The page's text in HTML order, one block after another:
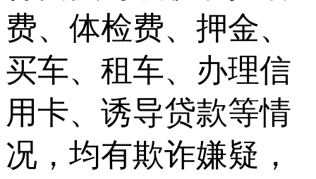
费、体检费、押金、
买车、租车、办理信
用卡、诱导贷款等情
况，均有欺诈嫌疑，